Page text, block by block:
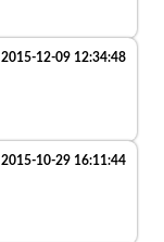
2015-12-09 12:34:48
2015-10-29 16:11:44